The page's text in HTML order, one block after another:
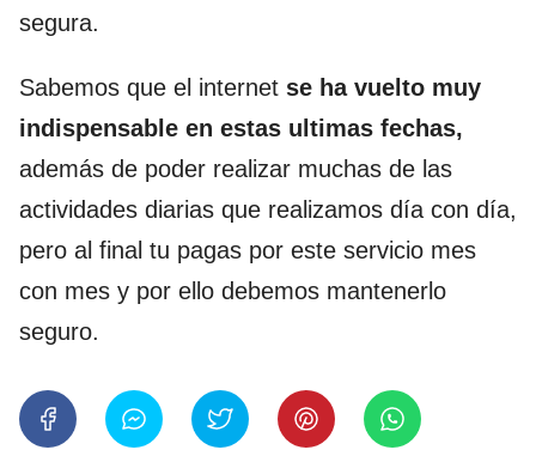
segura.
Sabemos que el internet se ha vuelto muy
indispensable en estas ultimas fechas,
además de poder realizar muchas de las
actividades diarias que realizamos día con día,
pero al final tu pagas por este servicio mes
con mes y por ello debemos mantenerlo
seguro.